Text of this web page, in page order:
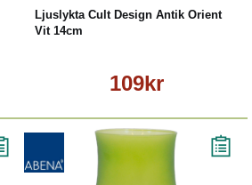
Ljuslykta Cult Design Antik Orient
Vit 14cm
109kr